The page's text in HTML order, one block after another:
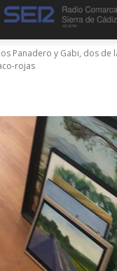
Panadero y Gabi, dos de
rojas